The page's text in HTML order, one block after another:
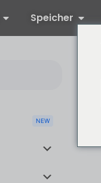
Speicher
NEW